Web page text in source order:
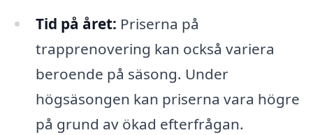
Tid på året: Priserna på
trapprenovering kan också variera
beroende på säsong. Under
högsäsongen kan priserna vara högre
på grund av ökad efterfrågan.